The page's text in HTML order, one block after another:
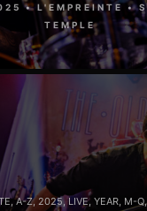
• L'EMPREINTE •
TEMPLE
,A-Z, 2025,LIVE, YEAR M-Q